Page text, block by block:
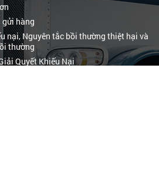
gửi hàng
nại, Nguyên tắc bồi thường thiệt hại và
thường
Quyết Khiếu Nại